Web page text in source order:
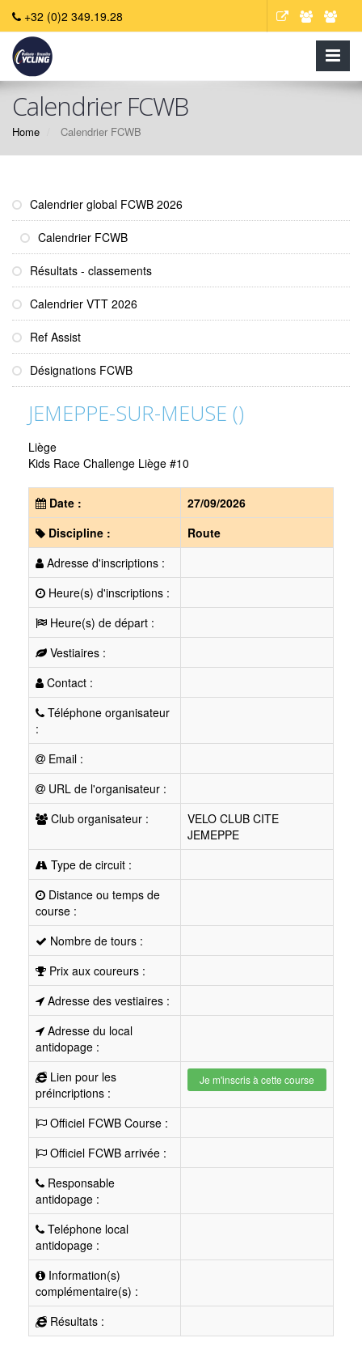
+32 (0)2 349.19.28
Calendrier FCWB
Home Calendrier FCWB
Calendrier global FCWB 2026
Calendrier FCWB
Résultats - classements
Calendrier VTT 2026
Ref Assist
Désignations FCWB
JEMEPPE-SUR-MEUSE ()
Liège
Kids Race Challenge Liège #10
Date :
27/09/2026
Discipline :
Route
Adresse d'inscriptions :
Heure(s) d'inscriptions :
Heure(s) de départ :
Vestiaires :
Contact :
Téléphone organisateur
:
Email :
URL de l'organisateur :
Club organisateur :
VELO CLUB CITE
JEMEPPE
Type de circuit :
Distance ou temps de
course :
Nombre de tours :
Prix aux coureurs :
Adresse des vestiaires :
Adresse du local
antidopage :
Lien pour les
préincriptions :
Je m'inscris à cette course
Officiel FCWB Course :
Officiel FCWB arrivée :
Responsable
antidopage :
Teléphone local
antidopage :
Information(s)
complémentaire(s) :
Résultats :